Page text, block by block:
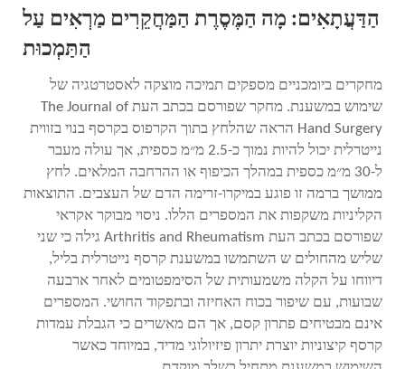
הַדַּעֲתָאִים: מָה הַמֶּסֶרֶת הַמַּחֲקֵרִים מַרְאִים עַל
הַתַּמְכוּת
מחקרים ביומכניים מספקים תמיכה מוצקה לאסטרטגיה של
שימוש במשענת. מחקר שפורסם בכתב העת The Journal of
Hand Surgery הראה שהלחץ בתוך הקרפוס בקרסף בנוי בזווית
נייטרלית יכול להיות נמוך כ-2.5 מ״מ כספית, אך עולה מעבר
ל-30 מ״מ כספית במהלך הכיפוף או ההרחבה המלאים. לחץ
ממושך ברמה זו פוגע במיקרו-זרימה הדם של העצבים. התוצאות
הקליניות משקפות את המספרים הללו. ניסוי מבוקר אקראי
שפורסם בכתב העת Arthritis and Rheumatism גילה כי שני
שליש מהחולים ש השתמשו במשענת קרסף נייטרלית בליל,
דיווחו על הקלה משמעותית של הסימפטומים לאחר ארבעה
שבועות, עם שיפור בכוח האחיזה ובתפקוד החושי. המספרים
אינם מבטיחים פתרון קסם, אך הם מאשרים כי הגבלת עמדות
קרסף קיצוניות יוצרת יתרון פיזיולוגי מדיד, במיוחד כאשר